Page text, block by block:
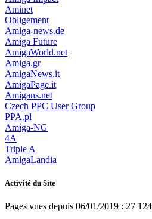
Aminet
Obligement
Amiga-news.de
Amiga Future
AmigaWorld.net
Amiga.gr
AmigaNews.it
AmigaPage.it
Amigans.net
Czech PPC User Group
PPA.pl
Amiga-NG
4A
Triple A
AmigaLandia
Activité du Site
Pages vues depuis 06/01/2019 : 27